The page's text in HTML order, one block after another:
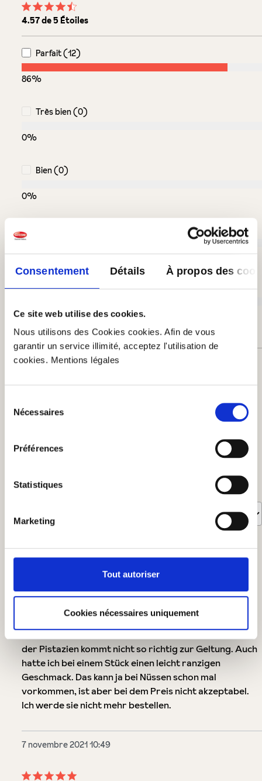
Consentement Détails À propos des
Ce site web utilise des cookies.
Nous utilisons des Cookies cookies. Afin de vous
garantir un service illimité, acceptez l'utilisation de
cookies. Mentions légales
Nécessaires
Préférences
Statistiques
Marketing
Tout autoriser
Cookies nécessaires uniquement
Note moyenne de 4.5 sur 5 étoiles
4.57 de 5 Étoiles
Parfait (12)
86%
Très bien (0)
0%
Bien (0)
0%
14%
Insatisfaisant (0)
0%
Laissez une évaluation !
Partagez avec d'autres clients votre avis sur le
Évaluation avec une note de 2 sur 5 étoiles
Die Täfelchen sind mir etwas zu süß, der Geschmack
der Pistazien kommt nicht so richtig zur Geltung. Auch
hatte ich bei einem Stück einen leicht ranzigen
Geschmack. Das kann ja bei Nüssen schon mal
vorkommen, ist aber bei dem Preis nicht akzeptabel.
Ich werde sie nicht mehr bestellen.
7 novembre 2021 10:49